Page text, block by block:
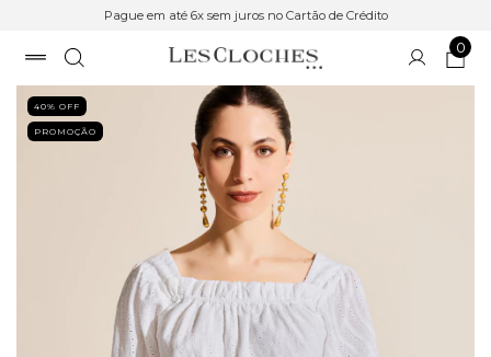
Pague em até 6x sem juros no Cartão de Crédito
0
40% OFF
PROMOÇÃO